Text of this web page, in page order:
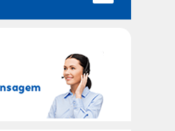
EXCLUSIVAS!